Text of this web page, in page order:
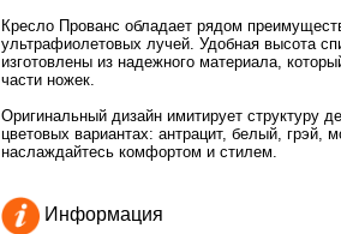
Кресло Прованс обладает рядом
ультрафиолетовых лучей. Удобная высота
изготовлены из надежного материала,
части ножек.
Оригинальный дизайн имитирует структуру
цветовых вариантах: антрацит, белый,
наслаждайтесь комфортом и стилем.
Информация